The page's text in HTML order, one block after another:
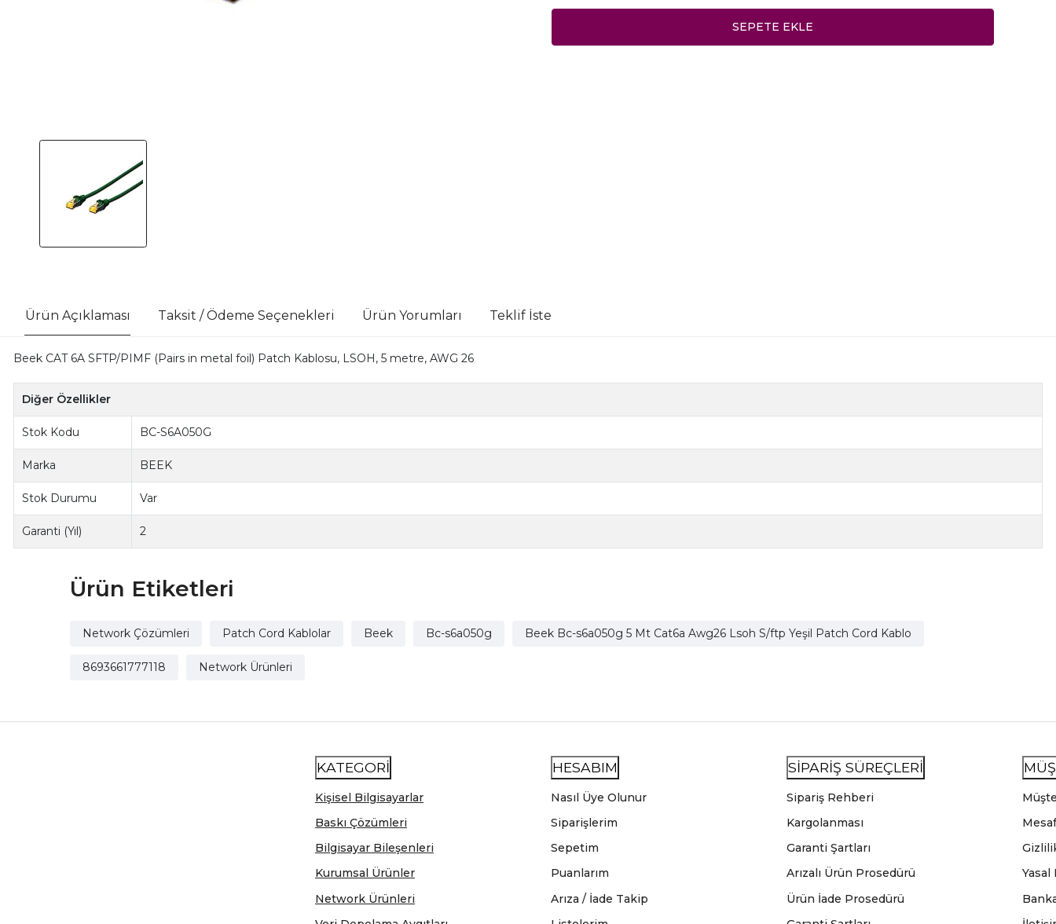
SEPETE EKLE
Ürün Açıklaması Taksit / Ödeme Seçenekleri Ürün Yorumları Teklif İste
Beek CAT 6A SFTP/PIMF (Pairs in metal foil) Patch Kablosu, LSOH, 5 metre, AWG 26
Diğer Özellikler
Stok Kodu BC-S6A050G
Marka BEEK
Stok Durumu Var
Garanti (Yıl) 2
Ürün Etiketleri
Network Çözümleri Patch Cord Kablolar Beek Bc-s6a050g Beek Bc-s6a050g 5 Mt Cat6a Awg26 Lsoh S/ftp Yeşil Patch Cord Kablo
8693661777118 Network Ürünleri
KATEGORİ
Kişisel Bilgisayarlar
Baskı Çözümleri
Bilgisayar Bileşenleri
Kurumsal Ürünler
Network Ürünleri
HESABIM
Nasıl Üye Olunur
Siparişlerim
Sepetim
Puanlarım
Arıza / İade Takip
SİPARİŞ SÜREÇLERİ
Sipariş Rehberi
Kargolanması
Garanti Şartları
Arızalı Ürün Prosedürü
Ürün İade Prosedürü
Yasal